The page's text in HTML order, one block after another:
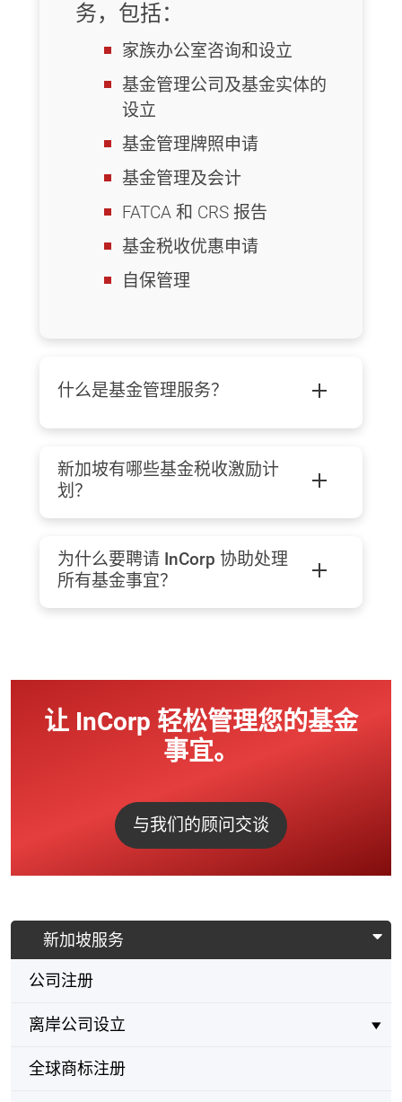
新加坡服务
公司注册
离岸公司设立
全球商标注册
务，包括：
家族办公室咨询和设立
基金管理公司及基金实体的
设立
基金管理牌照申请
基金管理及会计
FATCA 和 CRS 报告
基金税收优惠申请
自保管理
什么是基金管理服务？
新加坡有哪些基金税收激励计
划？
为什么要聘请 InCorp 协助处理
所有基金事宜？
让 InCorp 轻松管理您的基金
事宜。
与我们的顾问交谈